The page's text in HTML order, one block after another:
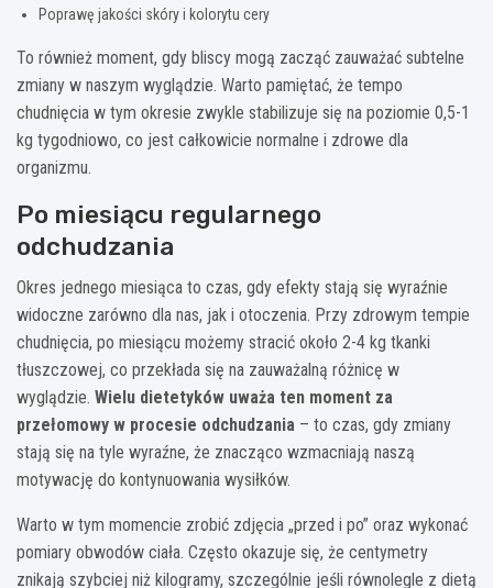
Poprawę jakości skóry i kolorytu cery
To również moment, gdy bliscy mogą zacząć zauważać subtelne
zmiany w naszym wyglądzie. Warto pamiętać, że tempo
chudnięcia w tym okresie zwykle stabilizuje się na poziomie 0,5-1
kg tygodniowo, co jest całkowicie normalne i zdrowe dla
organizmu.
Po miesiącu regularnego
odchudzania
Okres jednego miesiąca to czas, gdy efekty stają się wyraźnie
widoczne zarówno dla nas, jak i otoczenia. Przy zdrowym tempie
chudnięcia, po miesiącu możemy stracić około 2-4 kg tkanki
tłuszczowej, co przekłada się na zauważalną różnicę w
wyglądzie. Wielu dietetyków uważa ten moment za
przełomowy w procesie odchudzania – to czas, gdy zmiany
stają się na tyle wyraźne, że znacząco wzmacniają naszą
motywację do kontynuowania wysiłków.
Warto w tym momencie zrobić zdjęcia „przed i po” oraz wykonać
pomiary obwodów ciała. Często okazuje się, że centymetry
znikają szybciej niż kilogramy, szczególnie jeśli równolegle z dietą